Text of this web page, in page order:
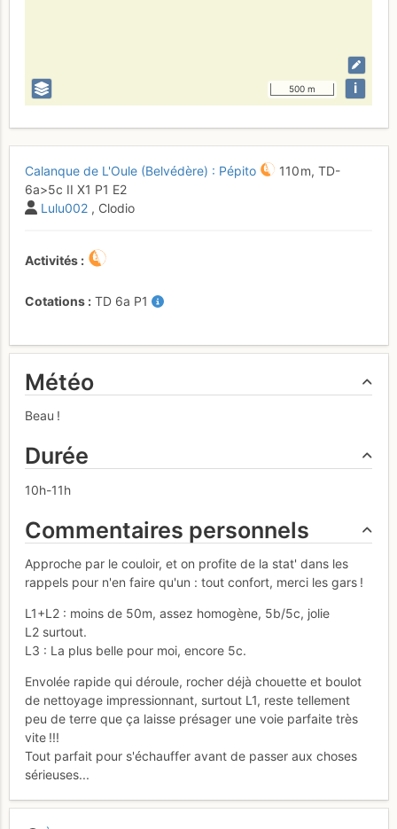
500 m i
Calanque de L'Oule (Belvédère) : Pépito 110 m, TD-
6a>5c II X1 P1 E2
Lulu002 , Clodio
Activités
Cotations TD 6a P1
Météo
Beau !
Durée
10h-11h
Commentaires personnels
Approche par le couloir, et on profite de la stat' dans les
rappels pour n'en faire qu'un : tout confort, merci les gars !
L1+L2 : moins de 50m, assez homogène, 5b/5c, jolie
L2 surtout.
L3 : La plus belle pour moi, encore 5c.
Envolée rapide qui déroule, rocher déjà chouette et boulot
de nettoyage impressionnant, surtout L1, reste tellement
peu de terre que ça laisse présager une voie parfaite très
vite !!!
Tout parfait pour s'échauffer avant de passer aux choses
sérieuses...